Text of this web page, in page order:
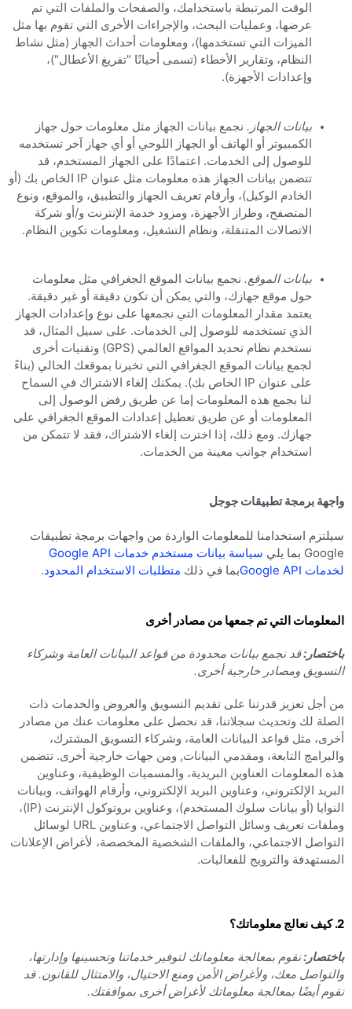
الوقت المرتبطة باستخدامك، والصفحات والملفات التي تم
عرضها، وعمليات البحث، والإجراءات الأخرى التي تقوم بها مثل
الميزات التي تستخدمها)، ومعلومات أحداث الجهاز (مثل نشاط
النظام، وتقارير الأخطاء (تسمى أحيانًا "تفريغ الأعطال")،
وإعدادات الأجهزة).
بيانات الجهاز. نجمع بيانات الجهاز مثل معلومات حول جهاز
الكمبيوتر أو الهاتف أو الجهاز اللوحي أو أي جهاز آخر تستخدمه
للوصول إلى الخدمات. اعتمادًا على الجهاز المستخدم، قد
تتضمن بيانات الجهاز هذه معلومات مثل عنوان IP الخاص بك (أو
الخادم الوكيل)، وأرقام تعريف الجهاز والتطبيق، والموقع، ونوع
المتصفح، وطراز الأجهزة، ومزود خدمة الإنترنت و/أو شركة
الاتصالات المتنقلة، ونظام التشغيل، ومعلومات تكوين النظام.
بيانات الموقع. نجمع بيانات الموقع الجغرافي مثل معلومات
حول موقع جهازك، والتي يمكن أن تكون دقيقة أو غير دقيقة.
يعتمد مقدار المعلومات التي نجمعها على نوع وإعدادات الجهاز
الذي تستخدمه للوصول إلى الخدمات. على سبيل المثال، قد
نستخدم نظام تحديد المواقع العالمي (GPS) وتقنيات أخرى
لجمع بيانات الموقع الجغرافي التي تخبرنا بموقعك الحالي (بناءً
على عنوان IP الخاص بك). يمكنك إلغاء الاشتراك في السماح
لنا بجمع هذه المعلومات إما عن طريق رفض الوصول إلى
المعلومات أو عن طريق تعطيل إعدادات الموقع الجغرافي على
جهازك. ومع ذلك، إذا اخترت إلغاء الاشتراك، فقد لا تتمكن من
استخدام جوانب معينة من الخدمات.
واجهة برمجة تطبيقات جوجل
سيلتزم استخدامنا للمعلومات الواردة من واجهات برمجة تطبيقات
Google بما يلي
سياسة بيانات مستخدم خدمات Google API
لخدمات Google API
بما في ذلك متطلبات الاستخدام المحدود.
المعلومات التي تم جمعها من مصادر أخرى
باختصار:قد نجمع بيانات محدودة من قواعد البيانات العامة وشركاء
التسويق ومصادر خارجية أخرى.
من أجل تعزيز قدرتنا على تقديم التسويق والعروض والخدمات ذات
الصلة لك وتحديث سجلاتنا، قد نحصل على معلومات عنك من مصادر
أخرى، مثل قواعد البيانات العامة، وشركاء التسويق المشترك،
والبرامج التابعة، ومقدمي البيانات, ومن جهات خارجية أخرى. تتضمن
هذه المعلومات العناوين البريدية، والمسميات الوظيفية، وعناوين
البريد الإلكتروني، وعناوين البريد الإلكتروني، وأرقام الهواتف، وبيانات
النوايا (أو بيانات سلوك المستخدم)، وعناوين بروتوكول الإنترنت (IP)،
وملفات تعريف وسائل التواصل الاجتماعي، وعناوين URL لوسائل
التواصل الاجتماعي، والملفات الشخصية المخصصة، لأغراض الإعلانات
المستهدفة والترويج للفعاليات.
2. كيف نعالج معلوماتك؟
باختصار:نقوم بمعالجة معلوماتك لتوفير خدماتنا وتحسينها وإدارتها،
والتواصل معك، ولأغراض الأمن ومنع الاحتيال، والامتثال للقانون. قد
نقوم أيضًا بمعالجة معلوماتك لأغراض أخرى بموافقتك.